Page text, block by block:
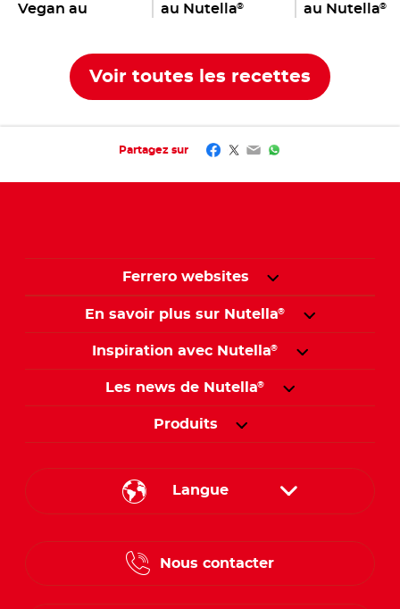
Vegan au
au Nutella®
au Nutella®
Voir toutes les recettes
Partagez sur Facebook
Twitter
EmailWhatsApp
Ferrero websites
En savoir plus sur Nutella®
Inspiration avec Nutella®
Les news de Nutella®
Produits
Langue
French
Nous contacter